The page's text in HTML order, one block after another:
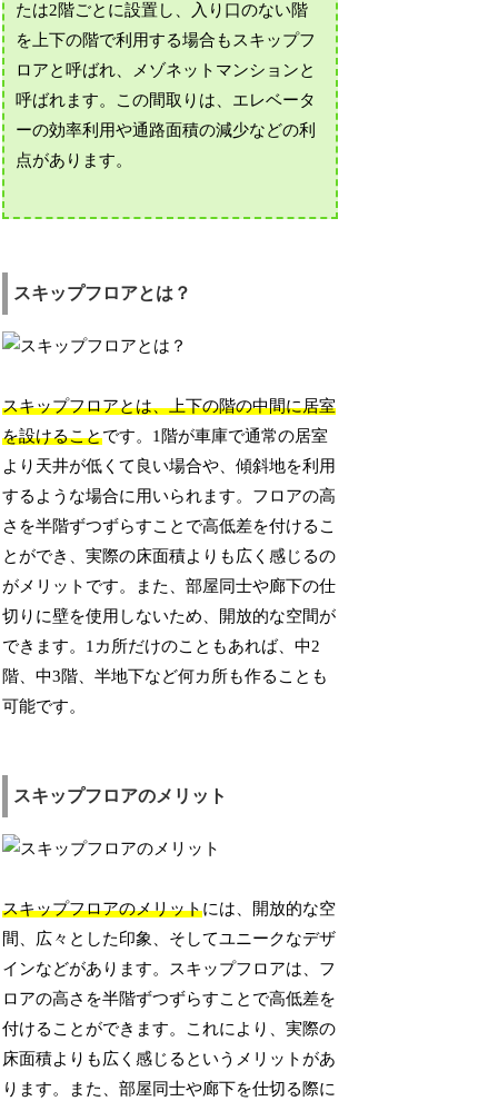
たは2階ごとに設置し、入り口のない階
を上下の階で利用する場合もスキップフ
ロアと呼ばれ、メゾネットマンションと
呼ばれます。この間取りは、エレベータ
ーの効率利用や通路面積の減少などの利
点があります。
スキップフロアとは？
スキップフロアとは、上下の階の中間に居室
を設けることです。1階が車庫で通常の居室
より天井が低くて良い場合や、傾斜地を利用
するような場合に用いられます。フロアの高
さを半階ずつずらすことで高低差を付けるこ
とができ、実際の床面積よりも広く感じるの
がメリットです。また、部屋同士や廊下の仕
切りに壁を使用しないため、開放的な空間が
できます。1カ所だけのこともあれば、中2
階、中3階、半地下など何カ所も作ることも
可能です。
スキップフロアのメリット
スキップフロアのメリットには、開放的な空
間、広々とした印象、そしてユニークなデザ
インなどがあります。スキップフロアは、フ
ロアの高さを半階ずつずらすことで高低差を
付けることができます。これにより、実際の
床面積よりも広く感じるというメリットがあ
ります。また、部屋同士や廊下を仕切る際に